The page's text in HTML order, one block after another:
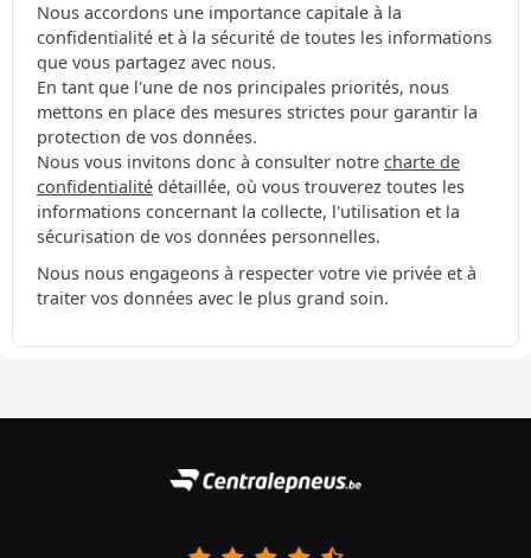
Nous accordons une importance capitale à la
confidentialité et à la sécurité de toutes les informations
que vous partagez avec nous.
En tant que l'une de nos principales priorités, nous
mettons en place des mesures strictes pour garantir la
protection de vos données.
Nous vous invitons donc à consulter notre charte de
confidentialité détaillée, où vous trouverez toutes les
informations concernant la collecte, l'utilisation et la
sécurisation de vos données personnelles.
Nous nous engageons à respecter votre vie privée et à
traiter vos données avec le plus grand soin.